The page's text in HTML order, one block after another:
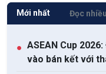
Mới nhất Đọc nhiều
● ASEAN Cup
vào bán kết với